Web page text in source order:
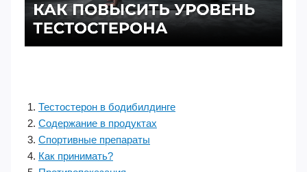
Тестостерон в бодибилдинге
Содержание в продуктах
Спортивные препараты
Как принимать?